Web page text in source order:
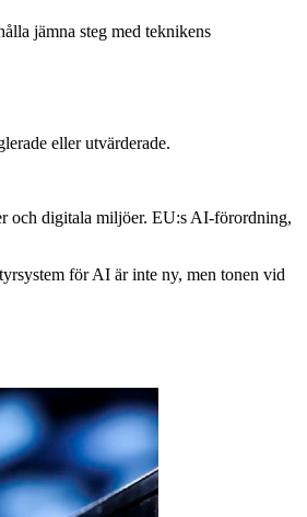
jämna steg med teknikens
eller utvärderade.
och digitala miljöer. EU:s AI-förordning,
för AI är inte ny, men tonen vid